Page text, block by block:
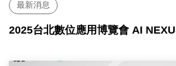
最新消息
2025台北數位應用博覽會 AI